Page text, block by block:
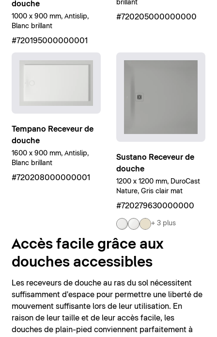
douche
1000 x 900 mm, Antislip,
Blanc brillant
#720195000000001
brillant
#720205000000000
Tempano Receveur de
douche
1600 x 900 mm, Antislip,
Blanc brillant
#720208000000001
Sustano Receveur de
douche
1200 x 1200 mm, DuroCast
Nature, Gris clair mat
#720279630000000
+ 3 plus
Accès facile grâce aux
douches accessibles
Les receveurs de douche au ras du sol nécessitent
suffisamment d'espace pour permettre une liberté de
mouvement suffisante lors de leur utilisation. En
raison de leur taille et de leur accès facile, les
douches de plain-pied conviennent parfaitement à